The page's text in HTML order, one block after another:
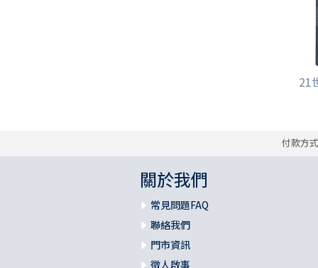
21
付款方
關於我們
常見問題FAQ
聯絡我們
門市資訊
徵人啟事